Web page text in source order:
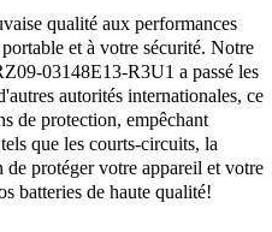
qualité aux performances
et à votre sécurité. Notre
03148E13-R3U1 a passé les
autorités internationales, ce
de protection, empêchant
que les courts-circuits, la
protéger votre appareil et votre
batteries de haute qualité!